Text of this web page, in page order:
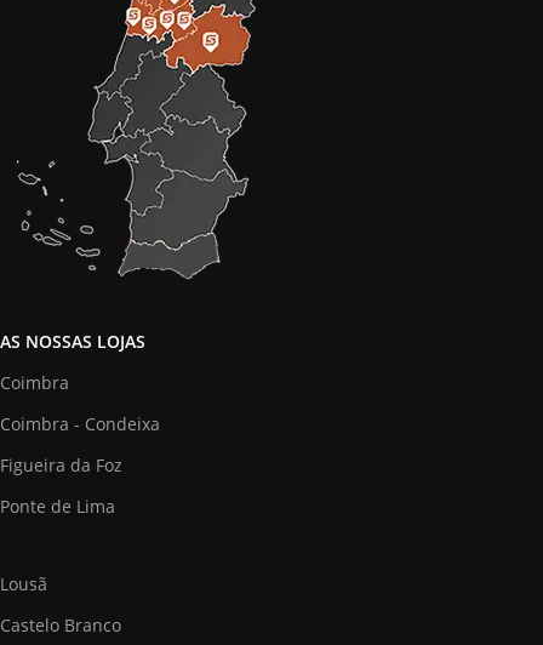
AS NOSSAS LOJAS
Coimbra
Coimbra - Condeixa
Figueira da Foz
Ponte de Lima
Lousã
Castelo Branco